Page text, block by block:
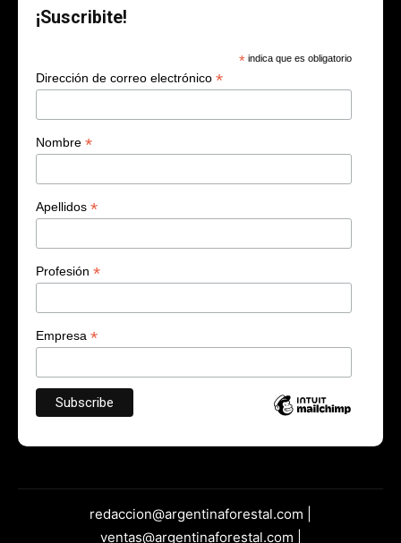
¡Suscribite!
* indica que es obligatorio
Dirección de correo electrónico *
Nombre *
Apellidos *
Profesión *
Empresa *
redaccion@argentinaforestal.com |
ventas@argentinaforestal.com |